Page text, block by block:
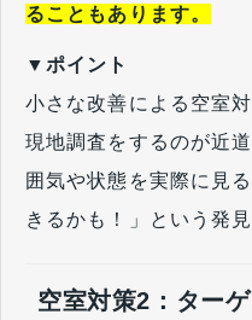
ることもあります。
▼ポイント
小さな改善による空室
現地調査をするのが近
囲気や状態を実際に見
きるかも！」という発
空室対策2：ター